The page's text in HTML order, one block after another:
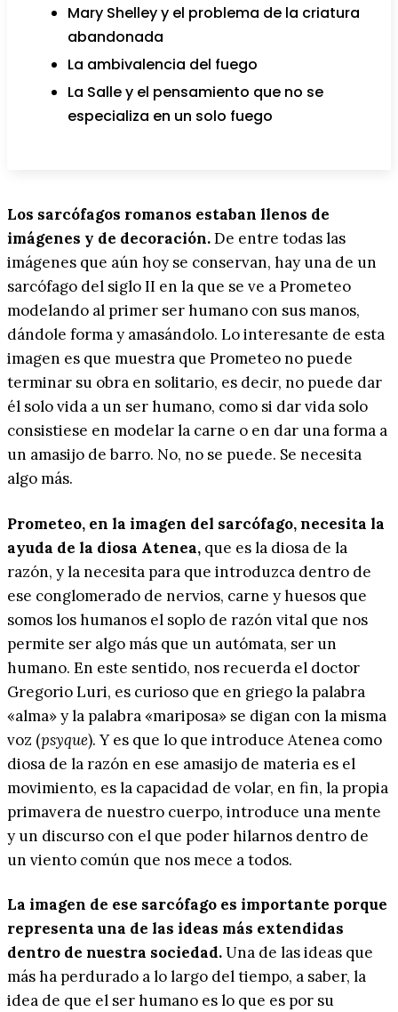
Mary Shelley y el problema de la criatura
abandonada
La ambivalencia del fuego
La Salle y el pensamiento que no se
especializa en un solo fuego
Los sarcófagos romanos estaban llenos de
imágenes y de decoración.De entre todas las
imágenes que aún hoy se conservan, hay una de un
sarcófago del siglo II en la que se ve a Prometeo
modelando al primer ser humano con sus manos,
dándole forma y amasándolo. Lo interesante de esta
imagen es que muestra que Prometeo no puede
terminar su obra en solitario, es decir, no puede dar
él solo vida a un ser humano, como si dar vida solo
consistiese en modelar la carne o en dar una forma a
un amasijo de barro. No, no se puede. Se necesita
algo más.
Prometeo, en la imagen del sarcófago, necesita la
ayuda de la diosa Atenea, que es la diosa de la
razón, y la necesita para que introduzca dentro de
ese conglomerado de nervios, carne y huesos que
somos los humanos el soplo de razón vital que nos
permite ser algo más que un autómata, ser un
humano. En este sentido, nos recuerda el doctor
Gregorio Luri, es curioso que en griego la palabra
«alma» y la palabra «mariposa» se digan con la misma
voz (psyque). Y es que lo que introduce Atenea como
diosa de la razón en ese amasijo de materia es el
movimiento, es la capacidad de volar, en fin, la propia
primavera de nuestro cuerpo, introduce una mente
y un discurso con el que poder hilarnos dentro de
un viento común que nos mece a todos.
La imagen de ese sarcófago es importante porque
representa una de las ideas más extendidas
dentro de nuestra sociedad.Una de las ideas que
más ha perdurado a lo largo del tiempo, a saber, la
idea de que el ser humano es lo que es por su